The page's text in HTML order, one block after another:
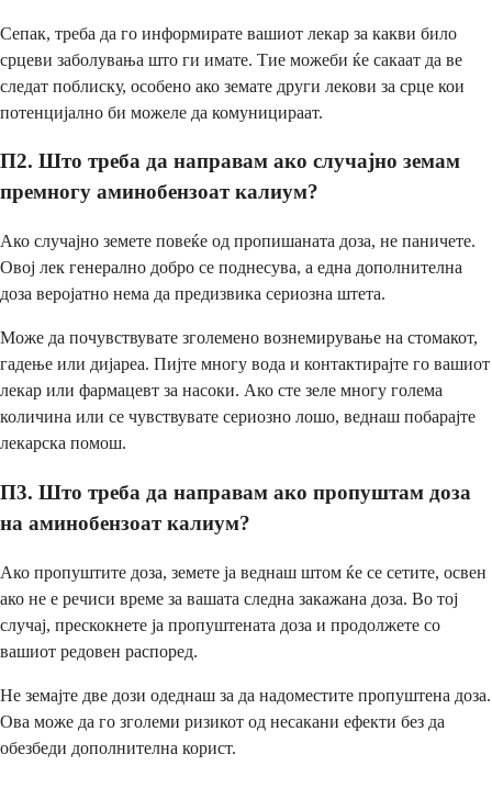
Сепак, треба да го информирате вашиот лекар за какви било
срцеви заболувања што ги имате. Тие можеби ќе сакаат да ве
следат поблиску, особено ако земате други лекови за срце кои
потенцијално би можеле да комуницираат.
П2. Што треба да направам ако случајно земам
премногу аминобензоат калиум?
Ако случајно земете повеќе од пропишаната доза, не паничете.
Овој лек генерално добро се поднесува, а една дополнителна
доза веројатно нема да предизвика сериозна штета.
Може да почувствувате зголемено вознемирување на стомакот,
гадење или дијареа. Пијте многу вода и контактирајте го вашиот
лекар или фармацевт за насоки. Ако сте зеле многу голема
количина или се чувствувате сериозно лошо, веднаш побарајте
лекарска помош.
П3. Што треба да направам ако пропуштам доза
на аминобензоат калиум?
Ако пропуштите доза, земете ја веднаш штом ќе се сетите, освен
ако не е речиси време за вашата следна закажана доза. Во тој
случај, прескокнете ја пропуштената доза и продолжете со
вашиот редовен распоред.
Не земајте две дози одеднаш за да надоместите пропуштена доза.
Ова може да го зголеми ризикот од несакани ефекти без да
обезбеди дополнителна корист.